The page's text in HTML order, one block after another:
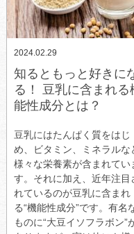
2024.02.29
知るともっと好きに
る！ 豆乳に含まれる
能性成分とは？
豆乳にはたんぱく質をはじ
め、ビタミン、ミネラルな
様々な栄養素が含まれてい
す。それに加え、近年注目
れているのが豆乳に含まれ
る“機能性成分”です。有名
ものに“大豆イソフラボン”